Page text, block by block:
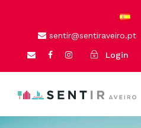
sentir@sentiraveiro.pt
Login